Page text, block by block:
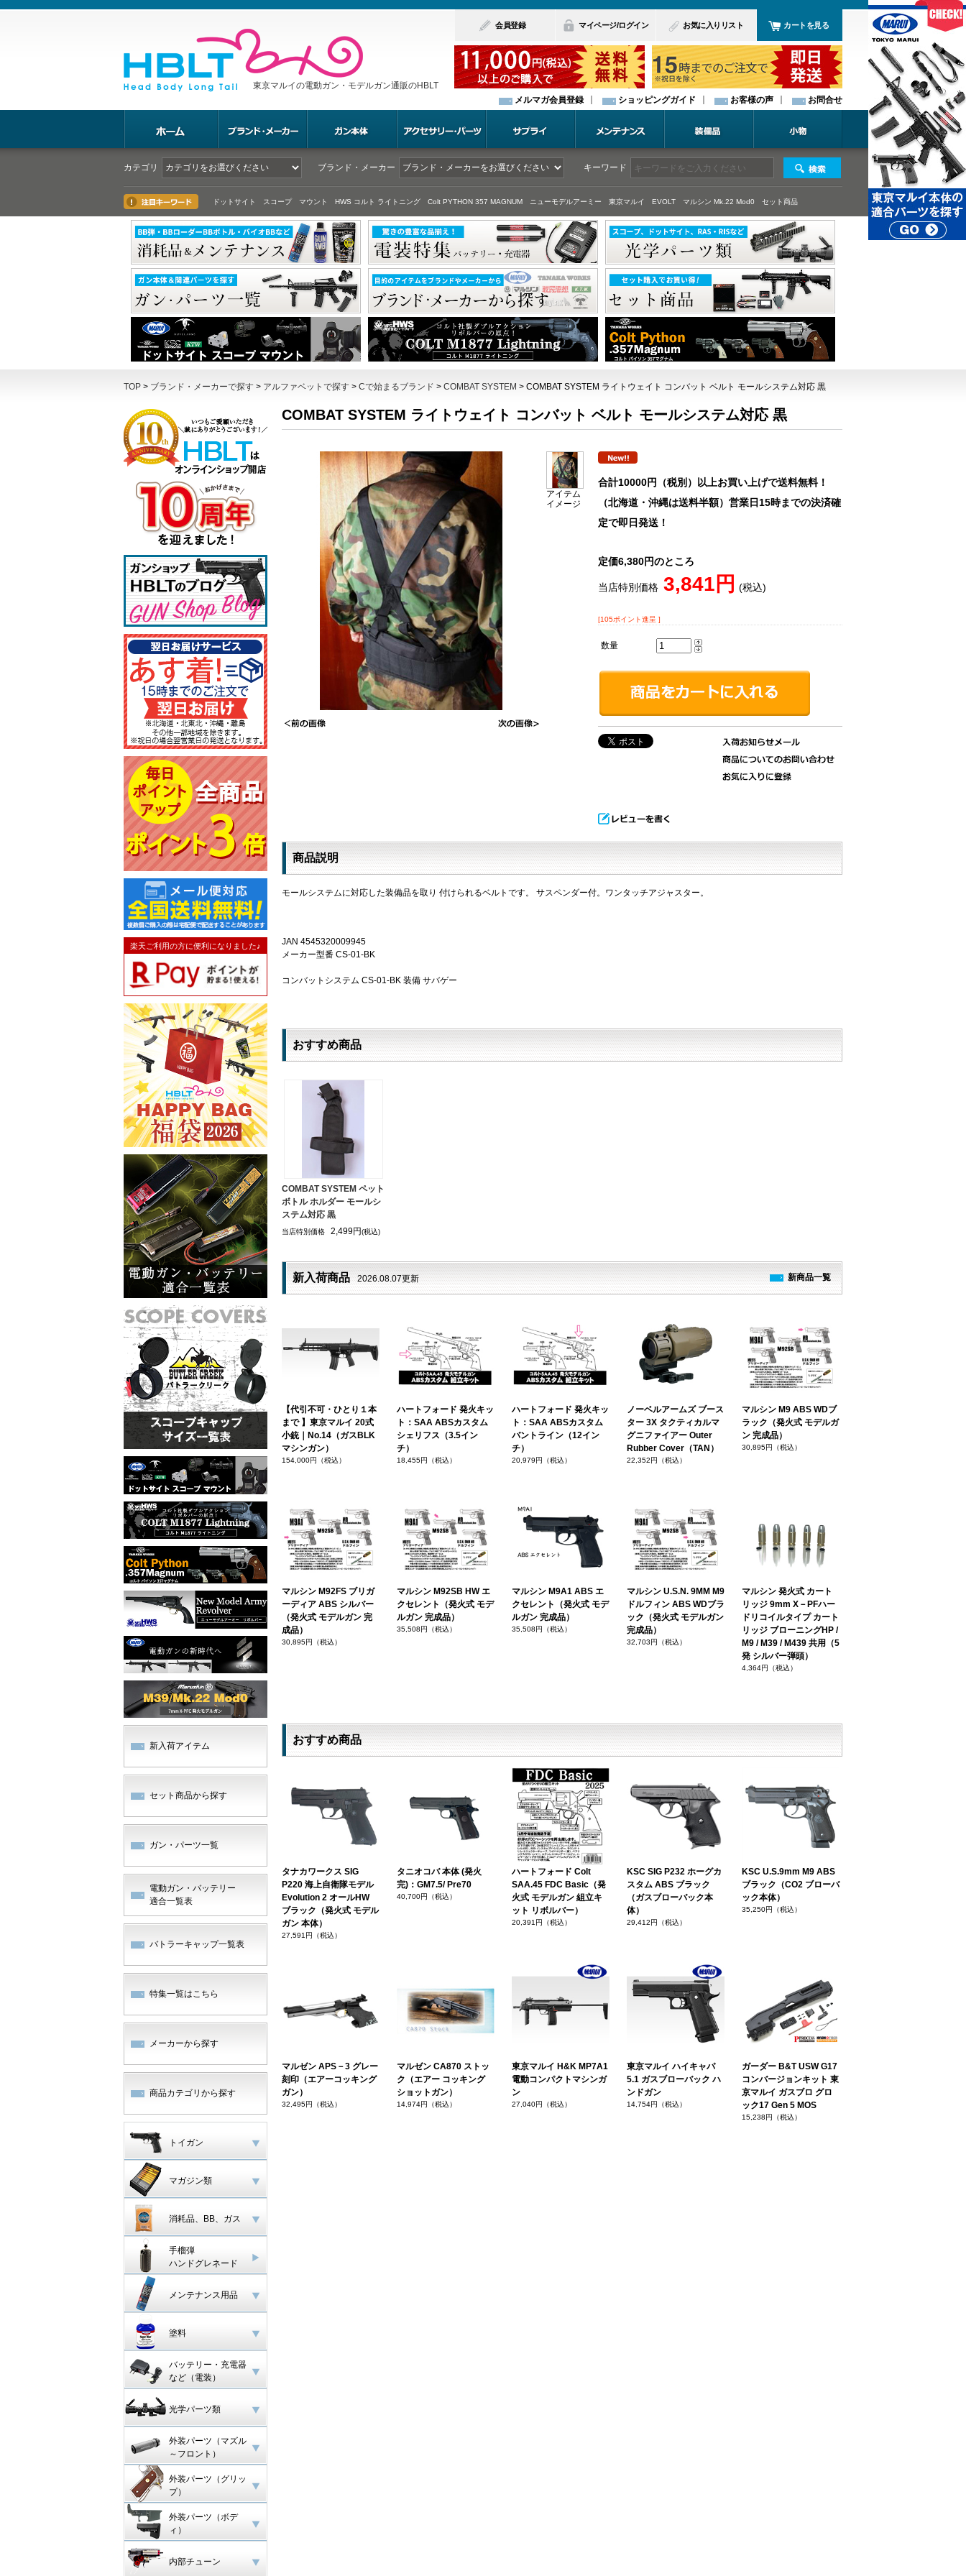
東京マルイの電動ガン・モデルガン通販のHBLT
会員登録 マイページ/ログイン お気に入りリスト カートを見る
メルマガ会員登録 ショッピングガイド お客様の声 お問合せ
カテゴリ ブランド・メーカー キーワード
ドットサイト スコープ マウント HWS コルト ライトニング Colt PYTHON 357 MAGNUM ニューモデルアーミー 東京マルイ EVOLT マルシン Mk.22 Mod0 セット商品
TOP > ブランド・メーカーで探す > アルファベットで探す > Cで始まるブランド > COMBAT SYSTEM > COMBAT SYSTEM ライトウェイト コンバット ベルト モールシステム対応 黒
楽天ご利用の方に便利になりました♪
新入荷アイテム
セット商品から探す
ガン・パーツ一覧
電動ガン・バッテリー
適合一覧表
バトラーキャップ一覧表
特集一覧はこちら
メーカーから探す
商品カテゴリから探す
トイガン
マガジン類
消耗品、BB、ガス
手榴弾
ハンドグレネード
メンテナンス用品
塗料
バッテリー・充電器
など（電装）
光学パーツ類
外装パーツ（マズル
～フロント）
外装パーツ（グリッ
プ）
外装パーツ（ボデ
ィ）
内部チューン
COMBAT SYSTEM ライトウェイト コンバット ベルト モールシステム対応 黒
合計10000円（税別）以上お買い上げで送料無料！
（北海道・沖縄は送料半額）営業日15時までの決済確
定で即日発送！
定価6,380円のところ
当店特別価格 3,841円 (税込)
[105ポイント進呈 ]
数量
アイテム
イメージ
商品説明
モールシステムに対応した装備品を取り 付けられるベルトです。 サスペンダー付。ワンタッチアジャスター。
JAN 4545320009945
メーカー型番 CS-01-BK
コンバットシステム CS-01-BK 装備 サバゲー
おすすめ商品
COMBAT SYSTEM ペット
ボトル ホルダー モールシ
ステム対応 黒
当店特別価格 2,499円(税込)
新入荷商品 2026.08.07更新 新商品一覧
【代引不可・ひとり１本
まで 】東京マルイ 20式
小銃｜No.14（ガスBLK
マシンガン）
154,000円（税込）
ハートフォード 発火キッ
ト：SAA ABSカスタム
シェリフス（3.5イン
チ）
18,455円（税込）
ハートフォード 発火キッ
ト：SAA ABSカスタム
バントライン（12イン
チ）
20,979円（税込）
ノーベルアームズ ブース
ター 3X タクティカルマ
グニファイアー Outer
Rubber Cover（TAN）
22,352円（税込）
マルシン M9 ABS WDブ
ラック（発火式 モデルガ
ン 完成品）
30,895円（税込）
マルシン M92FS ブリガ
ーディア ABS シルバー
（発火式 モデルガン 完
成品）
30,895円（税込）
マルシン M92SB HW エ
クセレント（発火式 モデ
ルガン 完成品）
35,508円（税込）
マルシン M9A1 ABS エ
クセレント（発火式 モデ
ルガン 完成品）
35,508円（税込）
マルシン U.S.N. 9MM M9
ドルフィン ABS WDブラ
ック（発火式 モデルガン
完成品）
32,703円（税込）
マルシン 発火式 カート
リッジ 9mm X－PFハー
ドリコイルタイプ カート
リッジ ブローニングHP /
M9 / M39 / M439 共用（5
発 シルバー弾頭）
4,364円（税込）
おすすめ商品
タナカワークス SIG
P220 海上自衛隊モデル
Evolution 2 オールHW
ブラック（発火式 モデル
ガン 本体）
27,591円（税込）
タニオコバ 本体 (発火
完)：GM7.5/ Pre70
40,700円（税込）
ハートフォード Colt
SAA.45 FDC Basic（発
火式 モデルガン 組立キ
ット リボルバー）
20,391円（税込）
KSC SIG P232 ホーグカ
スタム ABS ブラック
（ガスブローバック本
体）
29,412円（税込）
KSC U.S.9mm M9 ABS
ブラック（CO2 ブローバ
ック本体）
35,250円（税込）
マルゼン APS－3 グレー
刻印（エアーコッキング
ガン）
32,495円（税込）
マルゼン CA870 ストッ
ク（エアー コッキング
ショットガン）
14,974円（税込）
東京マルイ H&K MP7A1
電動コンパクトマシンガ
ン
27,040円（税込）
東京マルイ ハイキャパ
5.1 ガスブローバック ハ
ンドガン
14,754円（税込）
ガーダー B&T USW G17
コンバージョンキット 東
京マルイ ガスブロ グロ
ック17 Gen 5 MOS
15,238円（税込）